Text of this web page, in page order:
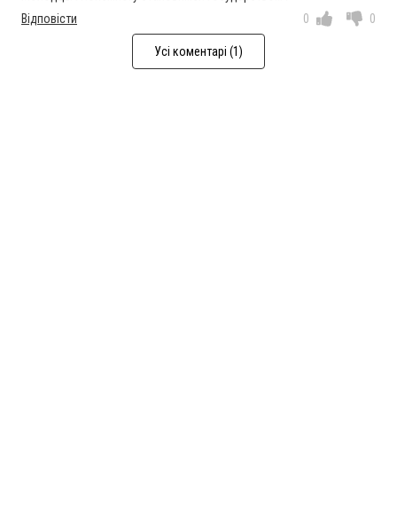
Відповісти
0 0
Усі коментарі (1)